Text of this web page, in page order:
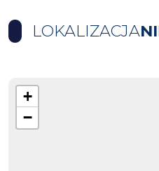
LOKALIZACJA
+
−